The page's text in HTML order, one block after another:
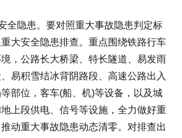
全隐患。要对照重大事故隐患判定标
大安全隐患排查。重点围绕铁路行车
，公路长大桥梁、特长隧道、易发雨
易积雪结冰背阴路段、高速公路出入
部位，客车(船、机)等设备，以及城
上段供电、信号等设施，全力做好重
动重大事故隐患动态清零。对排查出